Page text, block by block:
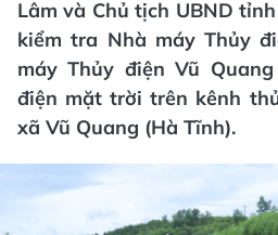
Lâm và Chủ tịch UBND
kiểm tra Nhà máy Thủy
máy Thủy điện Vũ
điện mặt trời trên kênh
xã Vũ Quang (Hà Tĩnh).